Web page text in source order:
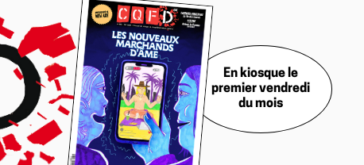
En kiosque le
premier vendredi
du mois